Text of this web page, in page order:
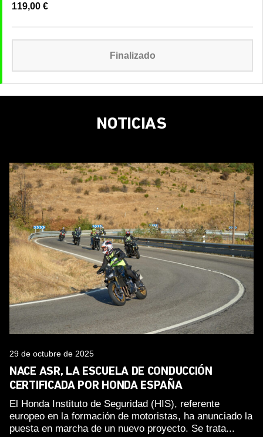
119,00 €
Finalizado
NOTICIAS
29 de octubre de 2025
NACE ASR, LA ESCUELA DE CONDUCCIÓN
CERTIFICADA POR HONDA ESPAÑA
El Honda Instituto de Seguridad (HIS), referente
europeo en la formación de motoristas, ha anunciado la
puesta en marcha de un nuevo proyecto. Se trata...